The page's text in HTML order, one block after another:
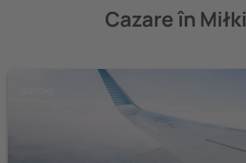
Cazare în Miłki